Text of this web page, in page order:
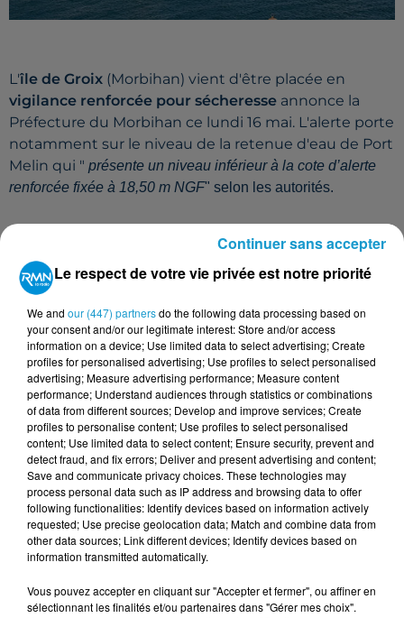
L'île de Groix (Morbihan) vient d'être placée en
vigilance renforcée pour sécheresse annonce la
Préfecture du Morbihan ce lundi 16 mai. L'alerte porte
notamment sur le niveau de la retenue d'eau de Port
Melin qui " présente un niveau inférieur à la cote d’alerte
renforcée fixée à 18,50 m NGF" selon les autorités.
Cet état de vigilance entraîne des restrictions dans la
consommation d'eau pour les habitants de l'île. Il est
donc désormais interdit d'arroser
des espaces verts, de remplir des piscines, d’alimenter des
fontaines publiques, des douches de plage, de nettoyer des
voiries avec de l'eau potable. L'arrosage des potagers entre
8H00 et 20H00 est aussi prohibé. Enfin, les professionnels
doivent réduire de 25% leur consommation d'eau.
Pour suivre l'évolution de la situation et les restrictions,
rendez-vous sur l'outilPropluvia.
L'île de Groix placée en vigilance renforcée ce lundi 16
mai.
Le respect de votre vie privée est notre priorité
We and our (447) partnersdo the following data processing based on
your consent and/or our legitimate interest: Store and/or access
information on a device; Use limited data to select advertising; Create
profiles for personalised advertising; Use profiles to select personalised
advertising; Measure advertising performance; Measure content
performance; Understand audiences through statistics or combinations
of data from different sources; Develop and improve services; Create
profiles to personalise content; Use profiles to select personalised
content; Use limited data to select content; Ensure security, prevent and
detect fraud, and fix errors; Deliver and present advertising and content;
Save and communicate privacy choices. These technologies may
process personal data such as IP address and browsing data to offer
following functionalities: Identify devices based on information actively
requested; Use precise geolocation data; Match and combine data from
other data sources; Link different devices; Identify devices based on
information transmitted automatically.
Vous pouvez accepter en cliquant sur "Accepter et fermer", ou affiner en
sélectionnant les finalités et/ou partenaires dans "Gérer mes choix".
Continuer sans accepter